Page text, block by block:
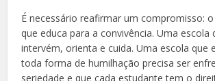
É necessário reafirmar um compromisso:
que educa para a convivência. Uma escola
intervém, orienta e cuida. Uma escola que
toda forma de humilhação precisa ser
seriedade e que cada estudante tem o